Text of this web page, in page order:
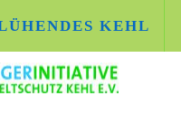
KEHL